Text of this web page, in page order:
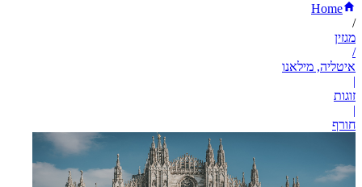
Home
/
מגזין
/
איטליה, מילאנו
|
זוגות
|
חורף